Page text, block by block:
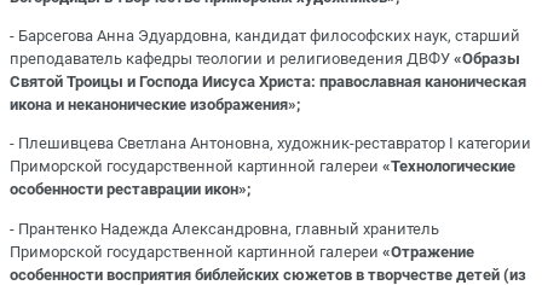
- Барсегова Анна Эдуардовна, кандидат философских наук, старший
преподаватель кафедры теологии и религиоведения ДВФУ «Образы
Святой Троицы и Господа Иисуса Христа: православная каноническая
икона и неканонические изображения»;
- Плешивцева Светлана Антоновна, художник-реставратор I категории
Приморской государственной картинной галереи «Технологические
особенности реставрации икон»;
- Прантенко Надежда Александровна, главный хранитель
Приморской государственной картинной галереи «Отражение
особенности восприятия библейских сюжетов в творчестве детей (из